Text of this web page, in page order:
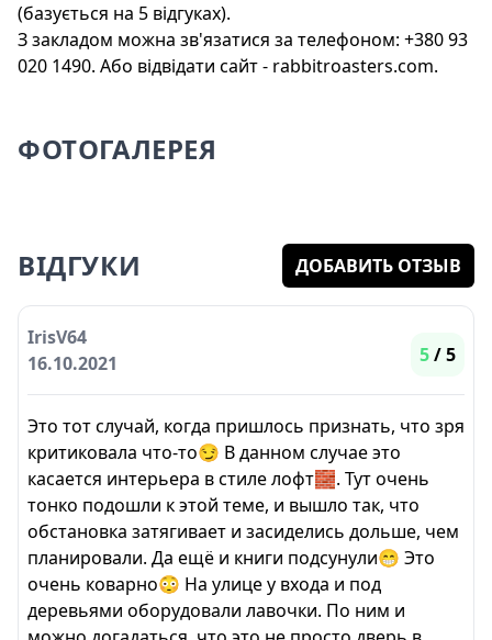
(базується на 5 відгуках).
З закладом можна зв'язатися за телефоном: +380 93
020 1490. Або відвідати сайт - rabbitroasters.com.
ФОТОГАЛЕРЕЯ
ВІДГУКИ ДОБАВИТЬ ОТЗЫВ
IrisV64
16.10.2021
5/ 5
Это тот случай, когда пришлось признать, что зря
критиковала что-то😏 В данном случае это
касается интерьера в стиле лофт🧱. Тут очень
тонко подошли к этой теме, и вышло так, что
обстановка затягивает и засиделись дольше, чем
планировали. Да ещё и книги подсунули😁 Это
очень коварно😳 На улице у входа и под
деревьями оборудовали лавочки. По ним и